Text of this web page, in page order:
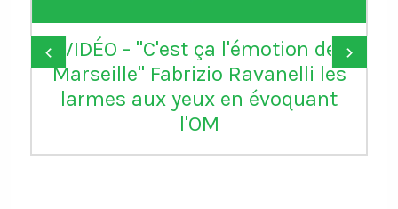
VIDÉO - "C'est ça l'émotion de
Marseille" Fabrizio Ravanelli les
larmes aux yeux en évoquant
l'OM
‹ ›